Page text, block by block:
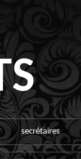
secrétaires